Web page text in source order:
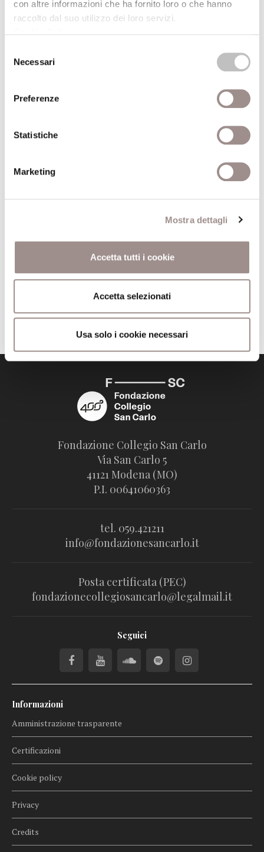
con altre informazioni che ha fornito loro o che hanno
raccolto dal suo utilizzo dei loro servizi.
delNecessari
Preferenze
Statistiche
Marketing
Mostra dettagli
Accetta tutti i cookie
Accetta selezionati
Usa solo i cookie necessari
fenomenica.
Autore
Anno pubblicazione
Recensito da Raoul Melotto
Trova il volume alla Biblioteca San Carlo
Fondazione Collegio San Carlo
Via San Carlo 5
41121 Modena (MO)
P.I. 00641060363
tel. 059.421211
info@fondazionesancarlo.it
Posta certificata (PEC)
fondazionecollegiosancarlo@legalmail.it
Seguici
Informazioni
Amministrazione trasparente
Certificazioni
Cookie policy
Privacy
Credits